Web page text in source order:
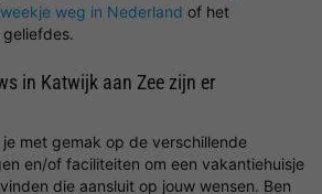
weekje weg in Nederland of het
in Katwijk aan Zee zijn er
met gemak op de verschillende
en/of faciliteiten om een vakantiehuisje
die aansluit op jouw wensen. Ben